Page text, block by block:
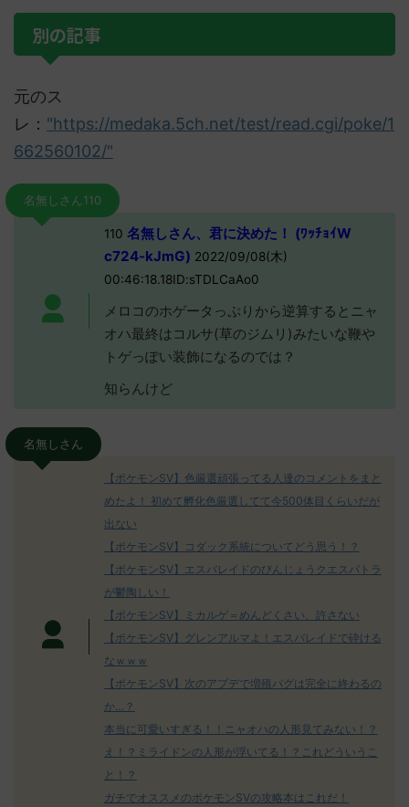
別の記事
元のス
レ： "https://medaka.5ch.net/test/read.cgi/poke/1
662560102/"
名無しさん110
110 名無しさん、君に決めた！ (ﾜｯﾁｮｲW
c724-kJmG) 2022/09/08(木)
00:46:18.18ID:sTDLCaAo0
メロコのホゲータっぷりから逆算するとニャ
オハ最終はコルサ(草のジムリ)みたいな鞭や
トゲっぽい装飾になるのでは？
知らんけど
名無しさん
【ポケモンSV】色厳選頑張ってる人達のコメントをまと
めたよ！ 初めて孵化色厳選してて今500体目くらいだが
出ない
【ポケモンSV】コダック系統についてどう思う！？
【ポケモンSV】エスバレイドのびんじょうクエスパトラ
が鬱陶しい！
【ポケモンSV】ミカルゲ＝めんどくさい、許さない
【ポケモンSV】グレンアルマよ！エスバレイドで砕ける
なｗｗｗ
【ポケモンSV】次のアプデで増殖バグは完全に終わるの
か…？
本当に可愛いすぎる！！ニャオハの人形見てみない！？
え！？ミライドンの人形が浮いてる！？これどういうこ
と！？
ガチでオススメのポケモンSVの攻略本はこれだ！